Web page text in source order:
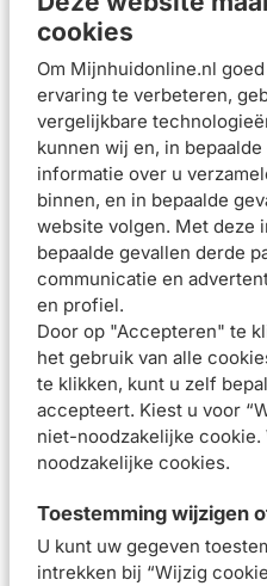
cookies
Om Mijnhuidonline.nl
ervaring te verbeteren,
vergelijkbare
kunnen wij en, in
informatie over u
binnen, en in bepaalde
website volgen. Met deze
bepaalde gevallen derde
communicatie en
en profiel.
Door op "Accepteren" te
het gebruik van alle
te klikken, kunt u zelf
accepteert. Kiest u voor
niet-noodzakelijke cookie.
noodzakelijke cookies.
Toestemming wijzigen
U kunt uw gegeven
intrekken bij “Wijzig
Geen vette finish
Gebruiksadvies
Breng 's ochtends (na het
aanbrengen van een
foundation aan op het
laagjes aan te brengen en
bereiken: één laagje voor
meer laagjes voor meer
Samenstelling
Beoordelingen (
Aanbevolen artikelen
Toleriane Corrigerende
30ml
La Roche-Posay
Respectissime
Waterproof Oog Make
Up Reiniging 125ml